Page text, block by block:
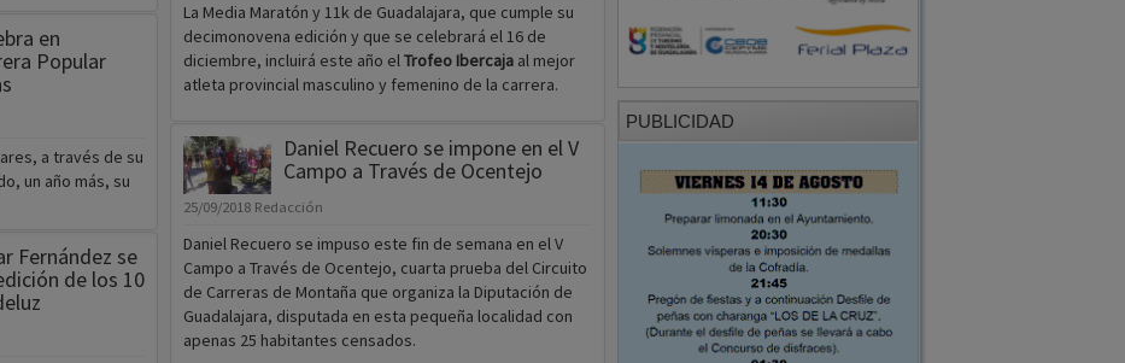
en
Popular
a través de su
un año más, su
Fernández se
de los 10
La Media Maratón y 11k de Guadalajara, que cumple su
decimonovena edición y que se celebrará el 16 de
diciembre, incluirá este año elTrofeo Ibercajaal mejor
atleta provincial masculino y femenino de la carrera.
Daniel Recuero se impone en el V
Campo a Través de Ocentejo
25/09/2018 Redacción
Daniel Recuero se impuso este fin de semana en el V
Campo a Través de Ocentejo, cuarta prueba del Circuito
de Carreras de Montaña que organiza la Diputación de
Guadalajara, disputada en esta pequeña localidad con
apenas 25 habitantes censados.
PUBLICIDAD